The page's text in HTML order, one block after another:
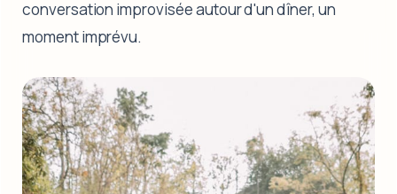
conversation improvisée autour d'un dîner, un
moment imprévu.